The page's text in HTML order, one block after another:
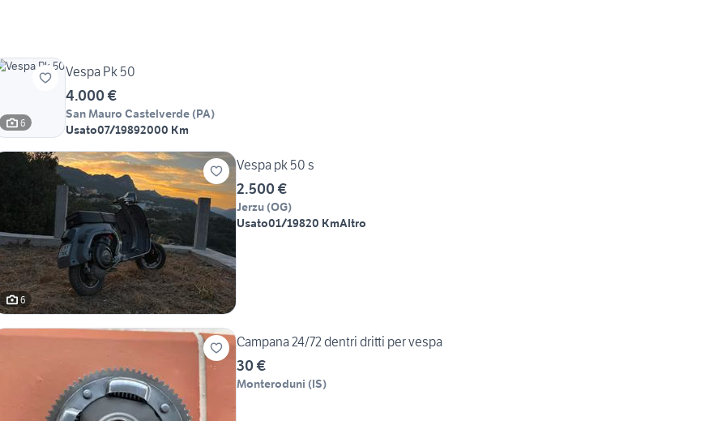
6
Vespa Pk 50
4.000 €
San Mauro Castelverde (PA)
Usato07/19892000 Km
6
Vespa pk 50 s
2.500 €
Jerzu (OG)
Usato01/19820 KmAltro
Campana 24/72 dentri dritti per vespa
30 €
Monteroduni (IS)